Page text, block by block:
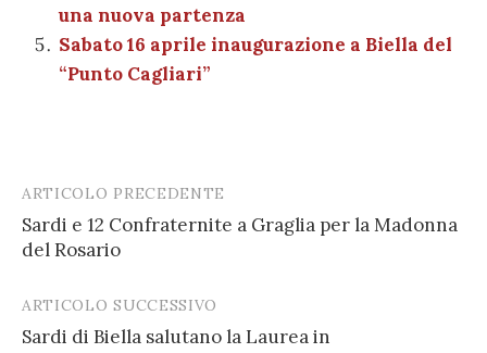
una nuova partenza
Sabato 16 aprile inaugurazione a Biella del
“Punto Cagliari”
Post
navigation
ARTICOLO PRECEDENTE
Sardi e 12 Confraternite a Graglia per la Madonna
del Rosario
ARTICOLO SUCCESSIVO
Sardi di Biella salutano la Laurea in